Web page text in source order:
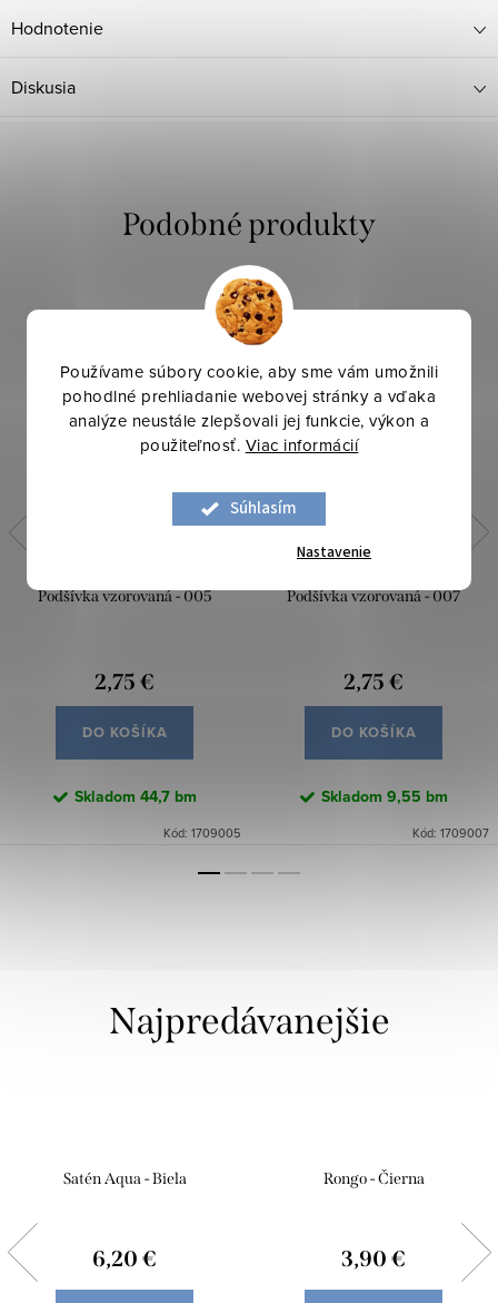
Používame súbory cookie, aby sme vám umožnili
pohodlné prehliadanie webovej stránky a vďaka
analýze neustále zlepšovali jej funkcie, výkon a
použiteľnosť. Viac informácií
Súhlasím
Nastavenie
Hodnotenie
Diskusia
Podšívka vzorovaná - 005
2,75 €
DO KOŠÍKA
Skladom 44,7 bm
Kód: 1709005
Podšívka vzorovaná - 007
2,75 €
DO KOŠÍKA
Skladom 9,55 bm
Kód: 1709007
Najpredávanejšie
Satén Aqua - Biela
6,20 €
Rongo - Čierna
3,90 €